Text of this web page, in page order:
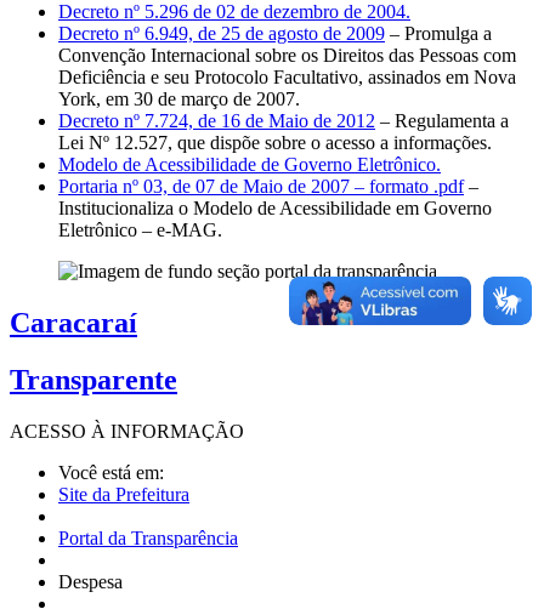
Decreto nº 5.296 de 02 de dezembro de 2004.
Decreto nº 6.949, de 25 de agosto de 2009 – Promulga a
Convenção Internacional sobre os Direitos das Pessoas com
Deficiência e seu Protocolo Facultativo, assinados em Nova
York, em 30 de março de 2007.
Decreto nº 7.724, de 16 de Maio de 2012 – Regulamenta a
Lei Nº 12.527, que dispõe sobre o acesso a informações.
Modelo de Acessibilidade de Governo Eletrônico.
Portaria nº 03, de 07 de Maio de 2007 – formato .pdf–
Institucionaliza o Modelo de Acessibilidade em Governo
Eletrônico – e-MAG.
Caracaraí
Transparente
ACESSO À INFORMAÇÃO
Você está em:
Site da Prefeitura
Portal da Transparência
Despesa